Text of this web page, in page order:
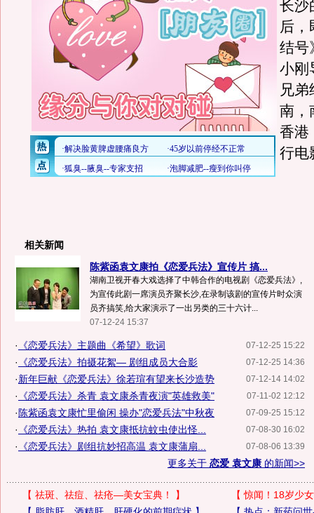
长沙
后，
结号
小刚
兄
南，
香港
行电
相关新闻
陈紫函袁文康拍《恋爱兵法》宣传片 搞...
湖南卫视开春大戏选择了中韩合作的电视剧《恋爱兵法》,
为宣传此剧一席演员齐聚长沙,在录制该剧的宣传片时众演
员齐搞笑,给大家演示了一出另类的三十六计...
07-12-24 15:37
07-12-25 15:22
· 《恋爱兵法》主题曲《希望》歌词
07-12-25 14:36
· 《恋爱兵法》拍摄花絮— 剧组成员大合影
07-12-14 14:02
·新年巨献《恋爱兵法》徐若瑄有望来长沙造势
07-11-02 12:12
· 《恋爱兵法》杀青 袁文康杀青夜演"英雄救美"
07-09-25 15:12
· 陈紫函袁文康忙里偷闲 操办"恋爱兵法"中秋夜
07-08-30 16:02
· 《恋爱兵法》热拍 袁文康抵抗蚊虫使出怪...
07-08-06 13:39
·
《恋爱兵法》剧组抗妙招高温 袁文康蒲扇...
更多关于 恋爱 袁文康 的新闻>>
【 祛斑、祛痘、祛疮—美女宝典！ 】 【惊闻！18岁少